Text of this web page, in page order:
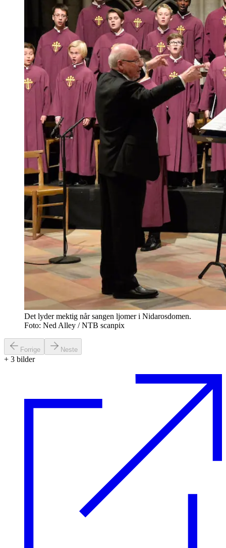
Det lyder mektig når sangen ljomer i Nidarosdomen.
Foto: Ned Alley / NTB scanpix
Forrige Neste
+ 3 bilder